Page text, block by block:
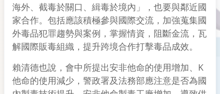
海外、截毒於關口、緝毒於境內」，也要與鄰近國
家合作。包括應該積極參與國際交流，加強蒐集國
外毒品犯罪趨勢與案例，掌握情資，阻斷金流，瓦
解國際販毒組織，提升跨境合作打擊毒品成效。
賴清德也說，會中所提出安非他命的使用增加、K
他命的使用減少，警政署及法務部應注意是否為國